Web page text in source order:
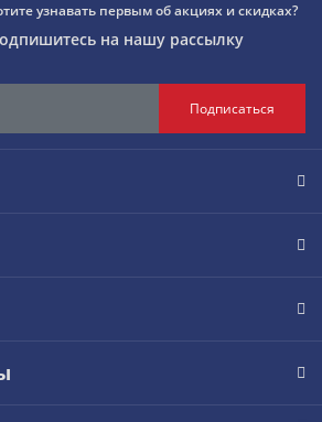
узнавать первым об акциях и скидках?
на нашу рассылку
Подписаться